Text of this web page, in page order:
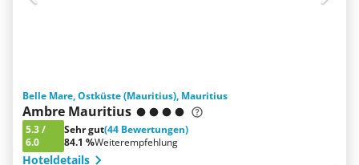
Belle Mare, Ostküste (Mauritius), Mauritius
Ambre Mauritius
5.3/
6.0
Sehr gut(44 Bewertungen)
84.1 %Weiterempfehlung
Hoteldetails